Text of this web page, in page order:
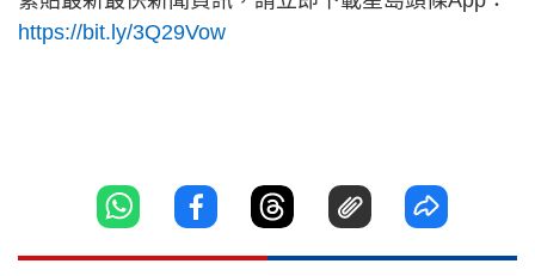
https://bit.ly/3Q29Vow